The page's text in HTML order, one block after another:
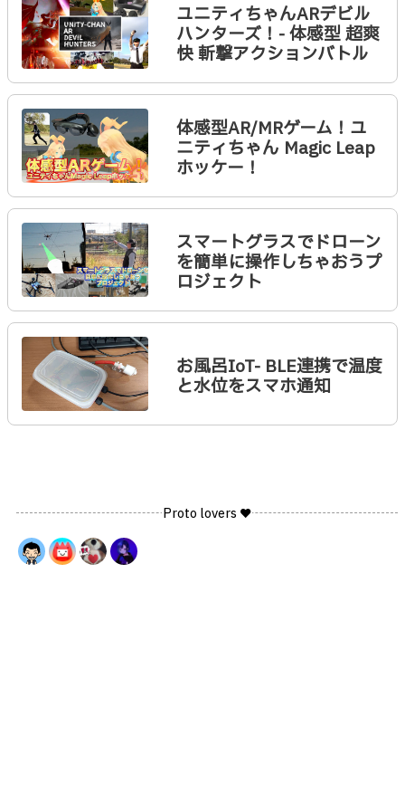
ユニティちゃんARデビル
ハンターズ！- 体感型 超爽
快 斬撃アクションバトル
体感型AR/MRゲーム！ユ
ニティちゃん Magic Leap
ホッケー！
スマートグラスでドローン
を簡単に操作しちゃおうプ
ロジェクト
お風呂IoT- BLE連携で温度
と水位をスマホ通知
Proto lovers ♥